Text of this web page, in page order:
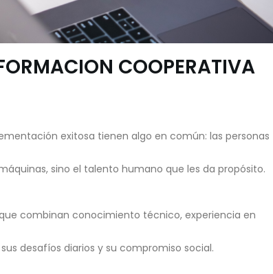
COOPERATIVA
exitosa tienen algo en común: las personas
sino el talento humano que les da propósito.
combinan conocimiento técnico, experiencia en
desafíos diarios y su compromiso social.